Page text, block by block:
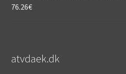
76.26€
atvdaek.dk